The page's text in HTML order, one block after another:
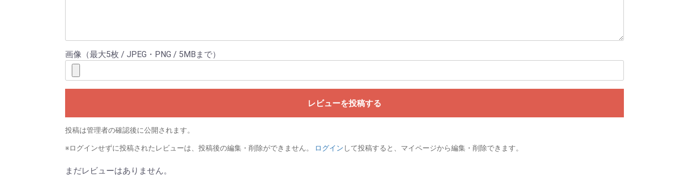
画像（最大5枚 / JPEG・PNG / 5MBまで）
レビューを投稿する
投稿は管理者の確認後に公開されます。
※ログインせずに投稿されたレビューは、投稿後の編集・削除ができません。 ログイン して投稿すると、マイページから編集・削除できます。
まだレビューはありません。